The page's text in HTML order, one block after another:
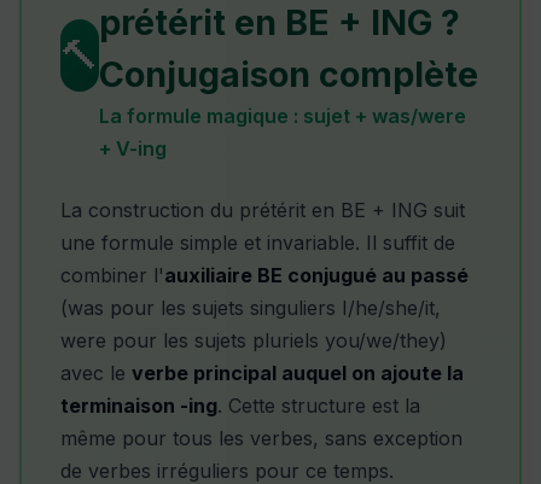
🔨
prétérit en BE + ING ?
Conjugaison complète
La formule magique : sujet + was/were
+ V-ing
La construction du prétérit en BE + ING suit
une formule simple et invariable. Il suffit de
combiner l'auxiliaire BE conjugué au passé
(was pour les sujets singuliers I/he/she/it,
were pour les sujets pluriels you/we/they)
avec le verbe principal auquel on ajoute la
terminaison -ing. Cette structure est la
même pour tous les verbes, sans exception
de verbes irréguliers pour ce temps.